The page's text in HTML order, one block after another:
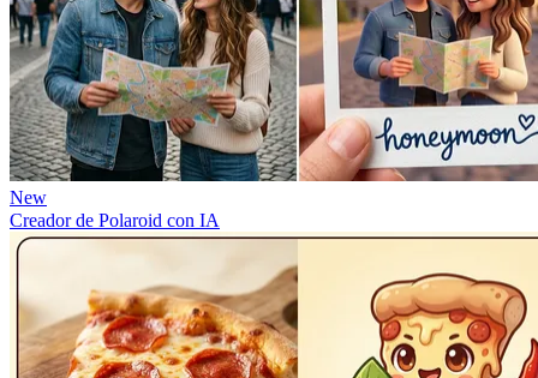
New
Creador de Polaroid con IA